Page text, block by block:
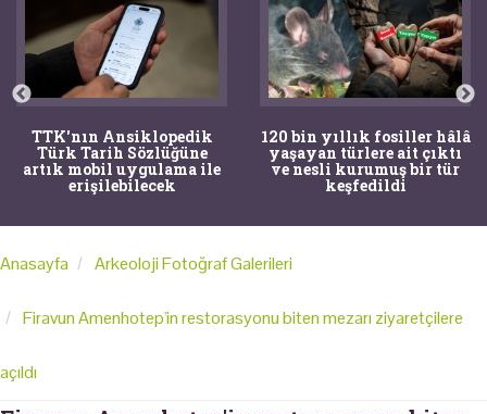
TTK'nın Ansiklopedik
Türk Tarih Sözlüğüne
artık mobil uygulama ile
erişilebilecek
120 bin yıllık fosiller hâlâ
yaşayan türlere ait çıktı
ve nesli kurumuş bir tür
keşfedildi
Anasayfa Arkeoloji Fotoğraf Galerileri
Firavun Amenhotep'in restorasyonu biten mezarı ziyaretçilere
açıldı